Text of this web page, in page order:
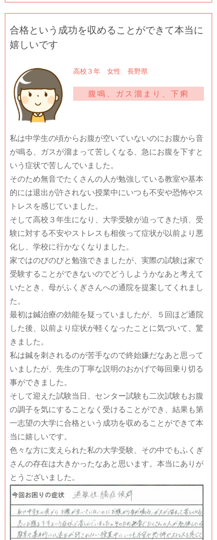
合格という成功を収めることができて本当に
嬉しいです
高校３年 女性 長野県
腹鳴、ガス溜まり、下痢
私は中学生の頃からお腹が空いていないのにお腹から音
が鳴る、ガスが溜まって苦しくなる、急にお腹を下すと
いう症状で苦しんでいました。
そのため無音でたくさんの人が勉強している教室や基本
的には退出が許されない授業中にいつも不安や恐怖やス
トレスを感じていました。
そして高校３年生になり、大学受験が迫ってきた頃、受
験に対する不安やストレスも相俟って症状が以前より悪
化し、学校に行かなくなりました。
家ではのびのびと勉強できましたが、実際の試験は家で
受験することができないのでどうしようかなあと考えて
いたとき、母がふくぎさんへの通院を提案してくれまし
た。
最初は鍼治療の効能を疑っていましたが、５回ほど通院
した後、以前より症状が軽くなったことに気づいて、驚
きました。
私は鍼を刺されるのが苦手なので終始嫌だなあと思って
いましたが、先生の丁寧な説明のおかげで毎回乗り切る
事ができました。
そして迎えた試験当日、センター試験も二次試験もお腹
の調子を気にすることなく受けることができ、結果も第
一志望の大学に合格という成功を収めることができて本
当に嬉しいです。
色々な方に支えられた私の大学受験、その中でもふくぎ
さんの存在は大きかったなあと思います。本当にありが
とうございました。